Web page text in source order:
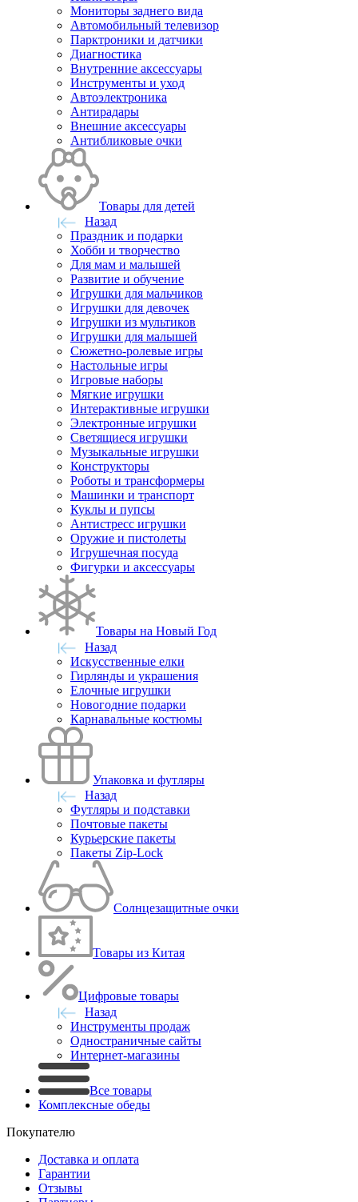
Мониторы заднего вида
Автомобильный телевизор
Парктроники и датчики
Диагностика
Внутренние аксессуары
Инструменты и уход
Автоэлектроника
Антирадары
Внешние аксессуары
Антибликовые очки
Товары для детей
Назад
Праздник и подарки
Хобби и творчество
Для мам и малышей
Развитие и обучение
Игрушки для мальчиков
Игрушки для девочек
Игрушки из мультиков
Игрушки для малышей
Сюжетно-ролевые игры
Настольные игры
Игровые наборы
Мягкие игрушки
Интерактивные игрушки
Электронные игрушки
Светящиеся игрушки
Музыкальные игрушки
Конструкторы
Роботы и трансформеры
Машинки и транспорт
Куклы и пупсы
Антистресс игрушки
Оружие и пистолеты
Игрушечная посуда
Фигурки и аксессуары
Товары на Новый Год
Назад
Искусственные елки
Гирлянды и украшения
Елочные игрушки
Новогодние подарки
Карнавальные костюмы
Упаковка и футляры
Назад
Футляры и подставки
Почтовые пакеты
Курьерские пакеты
Пакеты Zip-Lock
Солнцезащитные очки
Товары из Китая
Цифровые товары
Назад
Инструменты продаж
Одностраничные сайты
Интернет-магазины
Все товары
Комплексные обеды
Покупателю
Доставка и оплата
Гарантии
Отзывы